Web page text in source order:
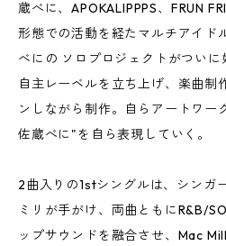
蔵べに、APOKALIPPPS、FRUN
形態での活動を経たマルチアイド
べにの ソロプロジェクトがついに
自主レーベルを立ち上げ、楽曲制
ンしながら制作。自らアートワー
佐蔵べに"を自ら表現していく。
2曲入りの1stシングルは、シンガ
ミリが手がけ、両曲ともにR&B/
ップサウンドを融合させ、Mac